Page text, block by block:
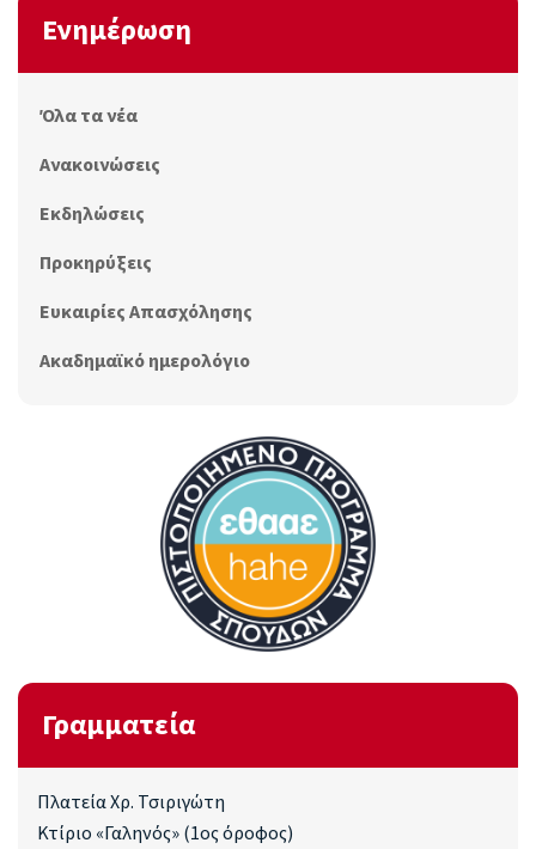
Ενημέρωση
Όλα τα νέα
Ανακοινώσεις
Εκδηλώσεις
Προκηρύξεις
Ευκαιρίες Απασχόλησης
Ακαδημαϊκό ημερολόγιο
Γραμματεία
Πλατεία Χρ. Τσιριγώτη
Κτίριο «Γαληνός» (1ος όροφος)